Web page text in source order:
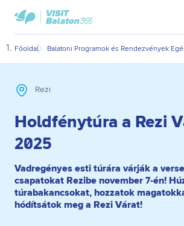
Ugrás
fő
Ugrás
oldal
VisitBalaton365
kezdőlap
Főoldal
Rezi
Holdfénytúra a Rezi
2025
Vadregényes esti túrára várják a
csapatokat Rezibe november 7-én!
túrabakancsokat, hozzatok
hódítsátok meg a Rezi Várat!